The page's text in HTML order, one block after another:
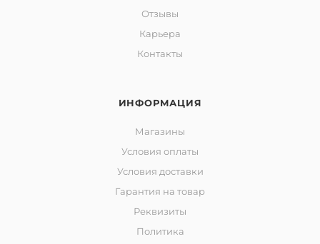
Отзывы
Карьера
Контакты
ИНФОРМАЦИЯ
Магазины
Условия оплаты
Условия доставки
Гарантия на товар
Реквизиты
Политика